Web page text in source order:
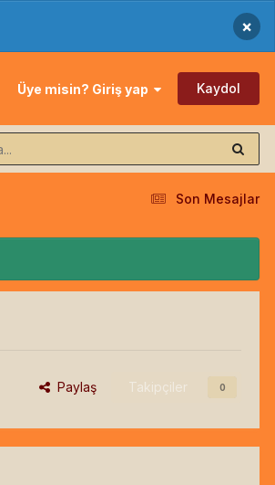
×
Üye misin? Giriş yap Kaydol
Son Mesajlar
Paylaş Takipçiler 0